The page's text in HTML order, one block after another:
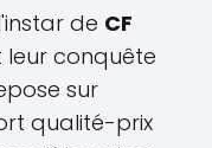
de CF
leur conquête
sur
qualité-prix